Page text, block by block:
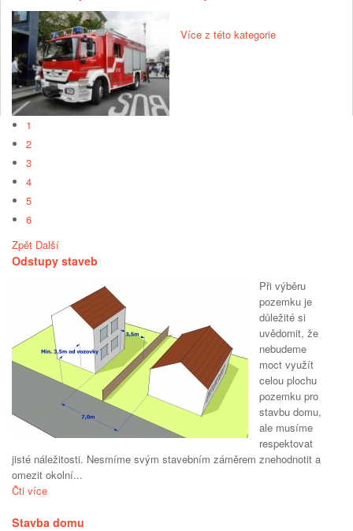
Více z této kategorie
1
2
3
4
5
6
Zpět Další
Odstupy staveb
Při výběru
pozemku je
důležité si
uvědomit, že
nebudeme
moct využít
celou plochu
pozemku pro
stavbu domu,
ale musíme
respektovat
jisté náležitosti. Nesmíme svým stavebním záměrem znehodnotit a
omezit okolní...
Čti více
Stavba domu